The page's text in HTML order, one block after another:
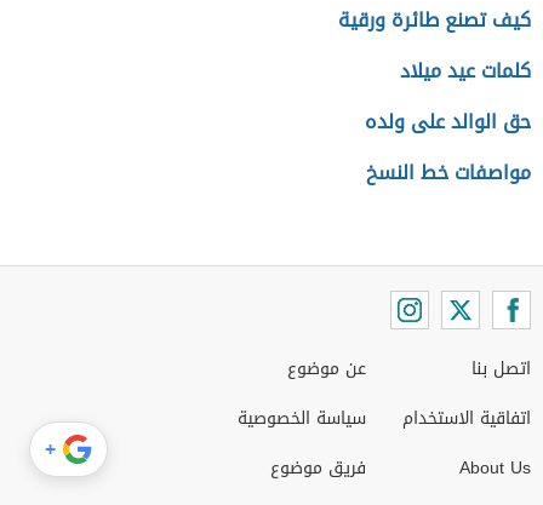
كيف تصنع طائرة ورقية
كلمات عيد ميلاد
حق الوالد على ولده
مواصفات خط النسخ
اتصل بنا
اتفاقية الاستخدام
About Us
عن موضوع
سياسة الخصوصية
فريق موضوع
+